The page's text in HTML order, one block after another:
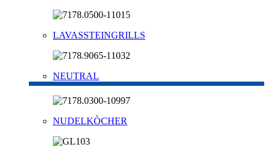
LAVASSTEINGRILLS
NEUTRAL
NUDELKÒCHER